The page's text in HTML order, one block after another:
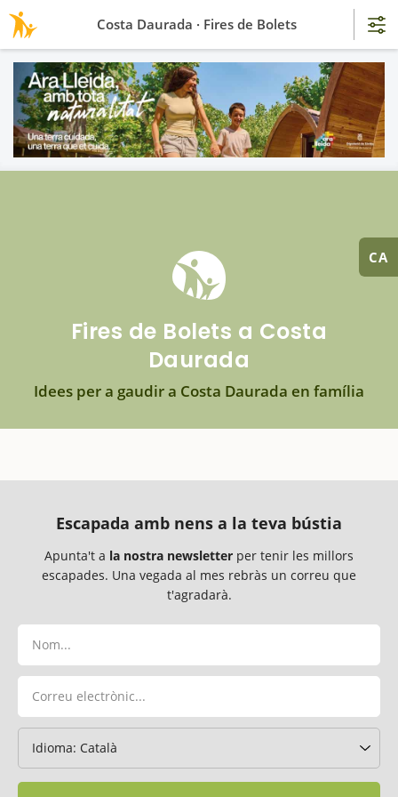
CA
Fires de Bolets a Costa
Daurada
Idees per a gaudir a Costa Daurada en família
Escapada amb nens a la teva bústia
Apunta't a la nostra newsletter per tenir les millors
escapades. Una vegada al mes rebràs un correu que
t'agradarà.
Costa Daurada · Fires de Bolets